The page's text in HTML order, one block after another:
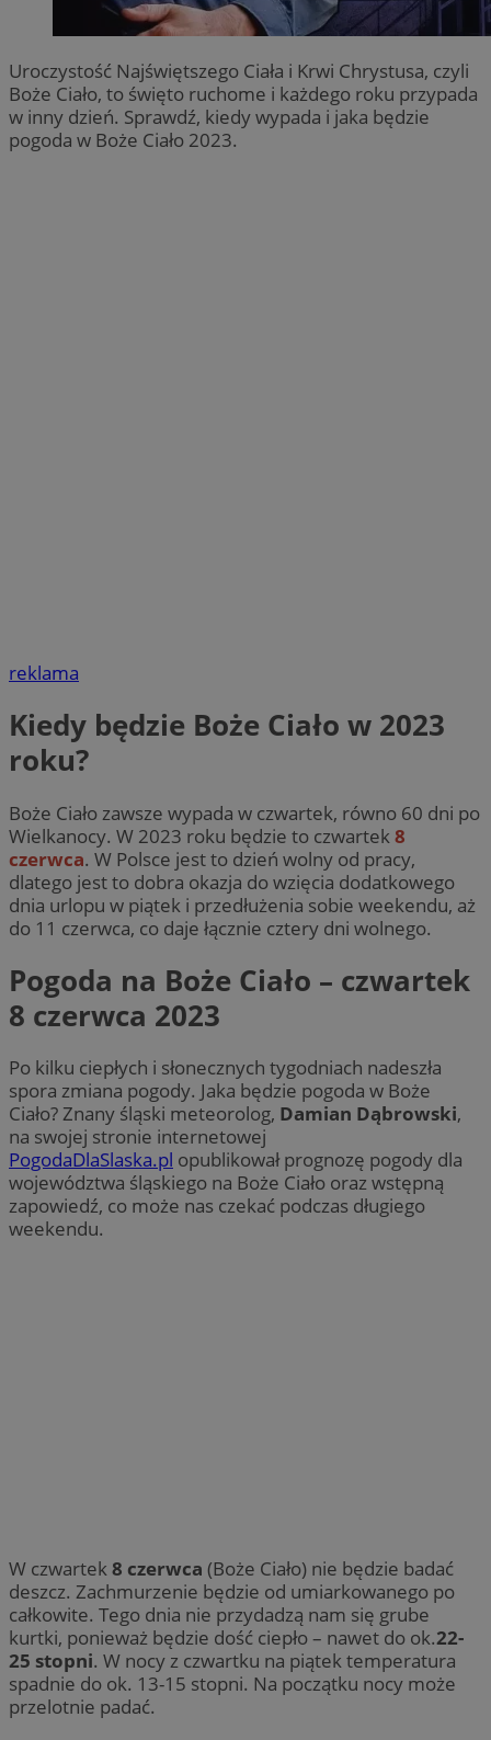
Uroczystość Najświętszego Ciała i Krwi Chrystusa, czyli
Boże Ciało, to święto ruchome i każdego roku przypada
w inny dzień. Sprawdź, kiedy wypada i jaka będzie
pogoda w Boże Ciało 2023.
reklama
Kiedy będzie Boże Ciało w 2023
roku?
Boże Ciało zawsze wypada w czwartek, równo 60 dni po
Wielkanocy. W 2023 roku będzie to czwartek8
czerwca. W Polsce jest to dzień wolny od pracy,
dlatego jest to dobra okazja do wzięcia dodatkowego
dnia urlopu w piątek i przedłużenia sobie weekendu, aż
do 11 czerwca, co daje łącznie cztery dni wolnego.
Pogoda na Boże Ciało – czwartek
8 czerwca 2023
Po kilku ciepłych i słonecznych tygodniach nadeszła
spora zmiana pogody. Jaka będzie pogoda w Boże
Ciało? Znany śląski meteorolog, Damian Dąbrowski,
na swojej stronie internetowej
PogodaDlaSlaska.pl opublikował prognozę pogody dla
województwa śląskiego na Boże Ciało oraz wstępną
zapowiedź, co może nas czekać podczas długiego
weekendu.
W czwartek8 czerwca (Boże Ciało) nie będzie badać
deszcz. Zachmurzenie będzie od umiarkowanego po
całkowite. Tego dnia nie przydadzą nam się grube
kurtki, ponieważ będzie dość ciepło – nawet do ok.22-
25 stopni. W nocy z czwartku na piątek temperatura
spadnie do ok. 13-15 stopni. Na początku nocy może
przelotnie padać.